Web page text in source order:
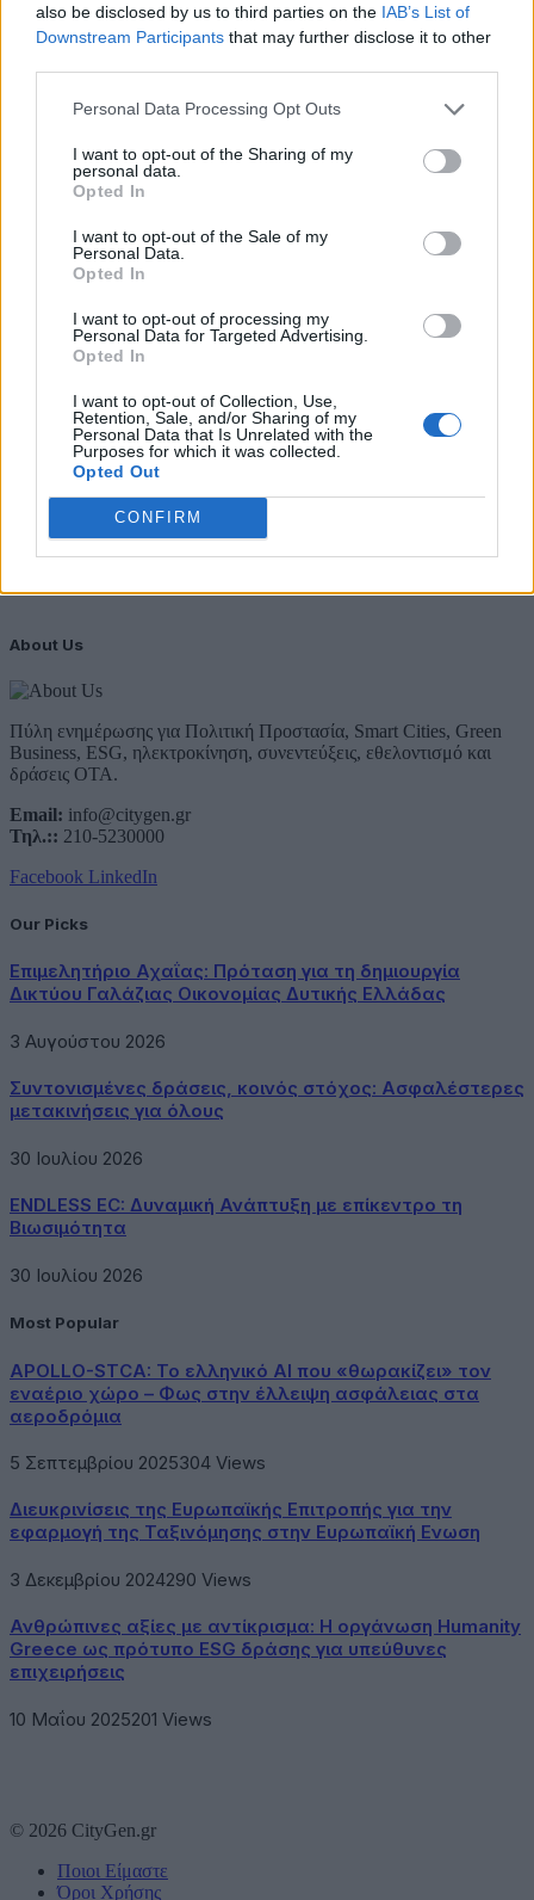
also be disclosed by us to third parties on the IAB’s List of
Downstream Participants that may further disclose it to other
Personal Data Processing Opt Outs
I want to opt-out of the Sharing of my
personal data.
Opted In
I want to opt-out of the Sale of my
Personal Data.
Opted In
I want to opt-out of processing my
Personal Data for Targeted Advertising.
Opted In
I want to opt-out of Collection, Use,
Retention, Sale, and/or Sharing of my
Personal Data that Is Unrelated with the
Purposes for which it was collected.
Opted Out
CONFIRM
ENDLESS EC: Δυναμική Ανάπτυξη με επίκεντρο τη
Βιωσιμότητα
Μεγαρέων
29 Ιουλίου 2026
Περιφέρεια Αττικής: Υπεγράφη η σύμβαση κατασκευής
του εσωτερικού δικτύου αποχέτευσης Παιανίας
29 Ιουλίου 2026
Newsletter Citygen.gr
Λάβετε όλα τα τελευταία νέα από τον χώρο της Πολιτικής
Προστασίας, του ESG, του Green Business και των ΟΤΑ
Συμφωνώ με την Πολιτική Δεδομένων
About Us
Πύλη ενημέρωσης για Πολιτική Προστασία, Smart Cities, Green
Business, ESG, ηλεκτροκίνηση, συνεντεύξεις, εθελοντισμό και
δράσεις ΟΤΑ.
Email: info@citygen.gr
Τηλ.:: 210-5230000
Facebook LinkedIn
Our Picks
Επιμελητήριο Αχαΐας: Πρόταση για τη δημιουργία
Δικτύου Γαλάζιας Οικονομίας Δυτικής Ελλάδας
3 Αυγούστου 2026
Συντονισμένες δράσεις, κοινός στόχος: Ασφαλέστερες
μετακινήσεις για όλους
30 Ιουλίου 2026
ENDLESS EC: Δυναμική Ανάπτυξη με επίκεντρο τη
Βιωσιμότητα
30 Ιουλίου 2026
Most Popular
APOLLO-STCA: Το ελληνικό AI που «θωρακίζει» τον
εναέριο χώρο – Φως στην έλλειψη ασφάλειας στα
αεροδρόμια
5 Σεπτεμβρίου 2025304 Views
Διευκρινίσεις της Ευρωπαϊκής Επιτροπής για την
εφαρμογή της Ταξινόμησης στην Ευρωπαϊκή Ενωση
3 Δεκεμβρίου 2024290 Views
Ανθρώπινες αξίες με αντίκρισμα: Η οργάνωση Humanity
Greece ως πρότυπο ESG δράσης για υπεύθυνες
επιχειρήσεις
10 Μαΐου 2025201 Views
© 2026 CityGen.gr
Ποιοι Είμαστε
Όροι Χρήσης